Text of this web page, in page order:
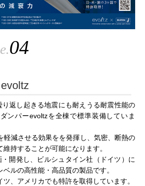
04
り返し起きる地震にも耐えうる耐震性能の
ンパーevoltzを全棟で標準装備していま
軽減させる効果をを発揮し、気密、断熱の
持することが可能になります。
開発し、ビルシュタイン社（ドイツ）に
ルの高性能・高品質の製品です。
、アメリカでも特許を取得しています。